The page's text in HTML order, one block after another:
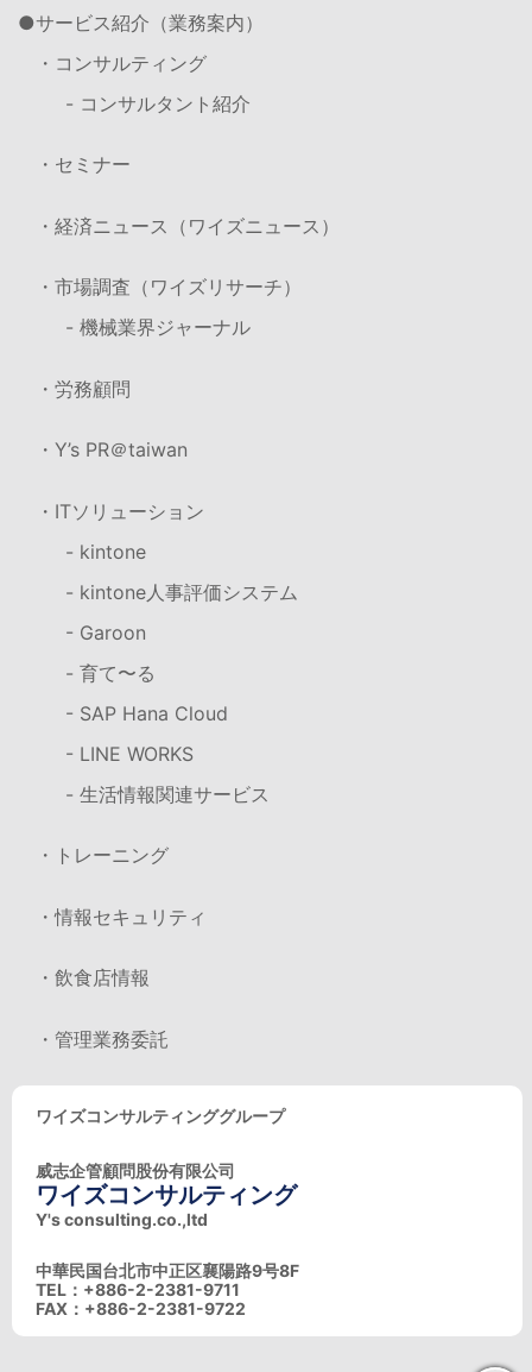
サービス紹介（業務案内）
・コンサルティング
- コンサルタント紹介
・セミナー
・経済ニュース（ワイズニュース）
・市場調査（ワイズリサーチ）
- 機械業界ジャーナル
・労務顧問
・Y’s PR＠taiwan
・ITソリューション
- kintone
- kintone人事評価システム
- Garoon
- 育て〜る
- SAP Hana Cloud
- LINE WORKS
- 生活情報関連サービス
・トレーニング
・情報セキュリティ
・飲食店情報
・管理業務委託
ワイズコンサルティンググループ
威志企管顧問股份有限公司
ワイズコンサルティング
Y's consulting.co.,ltd
中華民国台北市中正区襄陽路9号8F
TEL：+886-2-2381-9711
FAX：+886-2-2381-9722